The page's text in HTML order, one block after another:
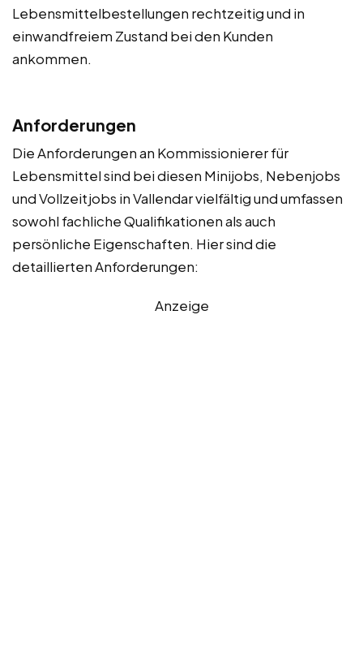
Lebensmittelbestellungen rechtzeitig und in
einwandfreiem Zustand bei den Kunden
ankommen.
Anforderungen
Die Anforderungen an Kommissionierer für
Lebensmittel sind bei diesen Minijobs, Nebenjobs
und Vollzeitjobs in Vallendar vielfältig und umfassen
sowohl fachliche Qualifikationen als auch
persönliche Eigenschaften. Hier sind die
detaillierten Anforderungen:
Anzeige